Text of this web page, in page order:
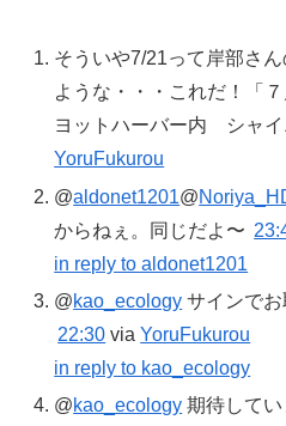
そういや7/21って岸部さ
ような・・・これだ！「
ヨットハーバー内 シャイ
YoruFukurou
@aldonet1201@
からねぇ。同じだよ〜
in reply to aldonet1201
@kao_ecology サインで
22:30 viaYoruFukurou
in reply to kao_ecology
@kao_ecology 期待して